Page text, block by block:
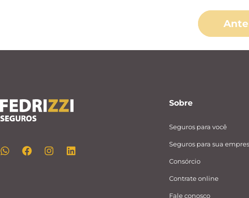
Sobre
Seguros para você
Seguros para sua
Consórcio
Contrate online
Fale conosco